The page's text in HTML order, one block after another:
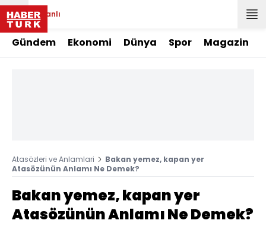
Canlı
Gündem Ekonomi Dünya Spor Magazin
Atasözleri ve Anlamlari
Bakan yemez, kapan yer
Atasözünün Anlamı Ne Demek?
Bakan yemez, kapan yer
Atasözünün Anlamı Ne Demek?